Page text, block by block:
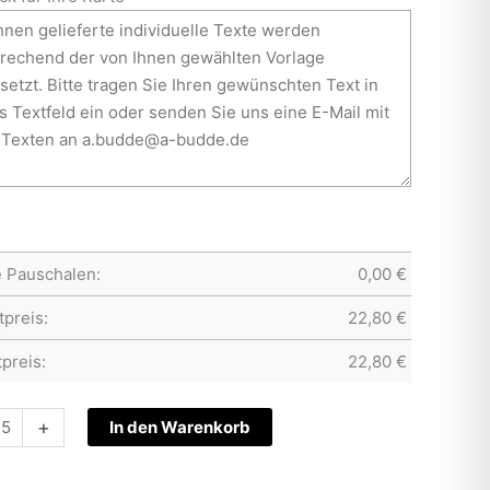
Pauschalen: 0,00 €
22,80 €
22,80 €
+ In den Warenkorb